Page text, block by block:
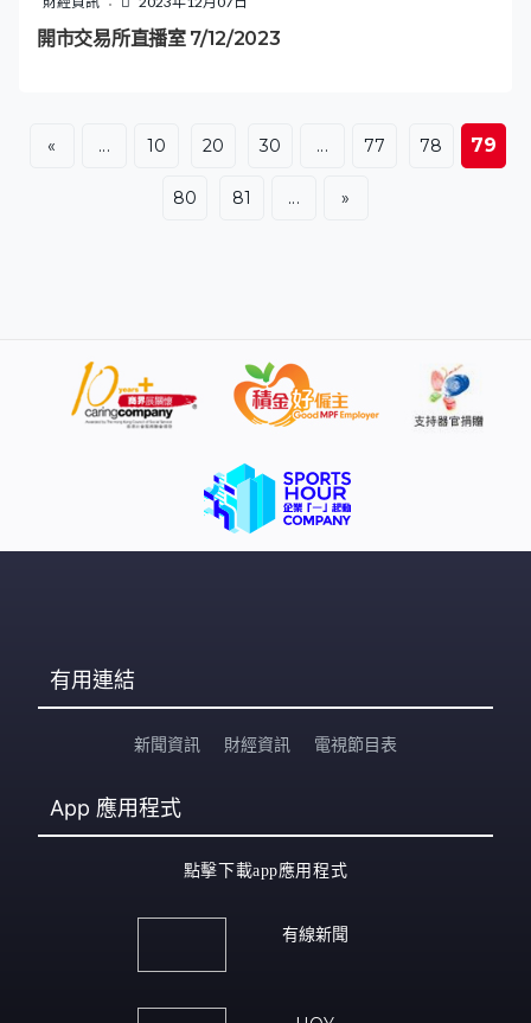
開市交易所直播室 7/12/2023
« ... 10 20 30 ... 77 78 79
80 81 ... »
有用連結
新聞資訊 財經資訊 電視節目表
App 應用程式
點擊下載app應用程式
有線新聞